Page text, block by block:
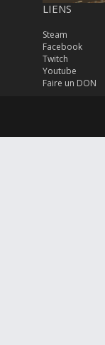
LIENS
Steam
Facebook
Twitch
Youtube
Faire un DON